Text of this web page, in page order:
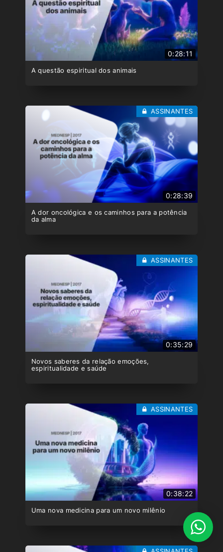
0:28:11
A questão espiritual dos animais
0:28:39
A dor oncológica e os caminhos para a potência
da alma
ASSINANTES
0:35:29
Novos saberes da relação emoções,
espiritualidade e saúde
ASSINANTES
0:38:22
Uma nova medicina para um novo milênio
ASSINANTES